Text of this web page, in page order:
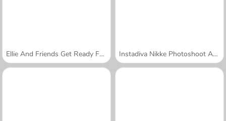
Ellie And Friends Get Ready For First Date Instadiva Nikke Photoshoot And Date Night